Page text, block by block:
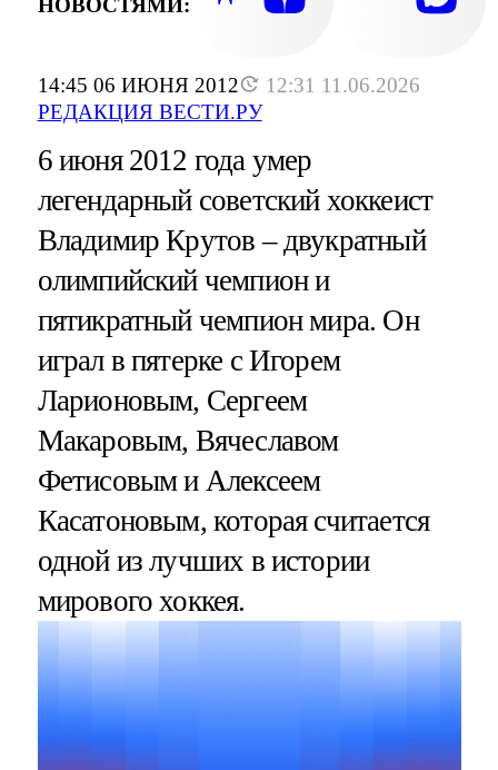
14:45 06 ИЮНЯ 2012
12:31 11.06.2026
РЕДАКЦИЯ ВЕСТИ.РУ
НОВОСТЯМИ:
6 июня 2012 года умер
легендарный советский хоккеист
Владимир Крутов – двукратный
олимпийский чемпион и
пятикратный чемпион мира. Он
играл в пятерке с Игорем
Ларионовым, Сергеем
Макаровым, Вячеславом
Фетисовым и Алексеем
Касатоновым, которая считается
одной из лучших в истории
мирового хоккея.